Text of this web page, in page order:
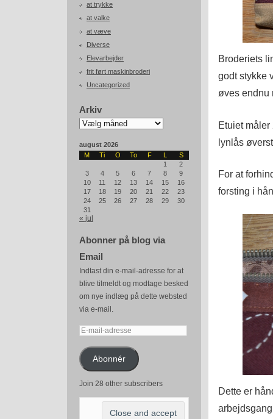
at trykke
at valke
at væve
Diverse
Elevarbejder
frit ført maskinbroderi
Uncategorized
Arkiv
Arkiv
august 2026
M
Ti O To F L
S
1
2
3
4 5 6 7 8
9
10
11 12 13 14 15
16
17
18 19 20 21 22
23
24
25 26 27 28 29
30
31
« jul
Abonner på blog via
Email
Indtast din e-mail-adresse for at
blive tilmeldt og modtage besked
om nye indlæg på dette websted
via e-mail.
E-
adresseAbonnér
Join 28 other subscribers
Broderiets
godt stykke
øves endnu
Etuiet måler
lynlås
For at
forsting i
Dette er